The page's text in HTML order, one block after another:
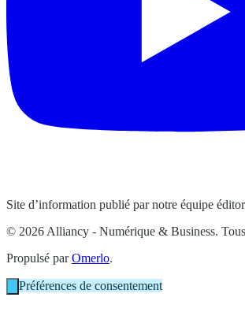
Site d’information publié par notre équipe
© 2026 Alliancy - Numérique & Business.
Propulsé parOmerlo.
Préférences de consentement